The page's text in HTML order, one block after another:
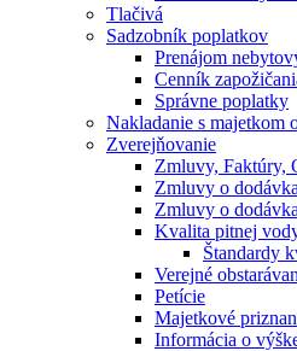
Tlačivá
Sadzobník poplatkov
Prenájom
Cenník
Správne poplatky
Nakladanie s majetkom
Zverejňovanie
Zmluvy, Faktúry,
Zmluvy o
Zmluvy o
Kvalita pitnej
Štandardy
Verejné
Petície
Majetkové
Informácia o